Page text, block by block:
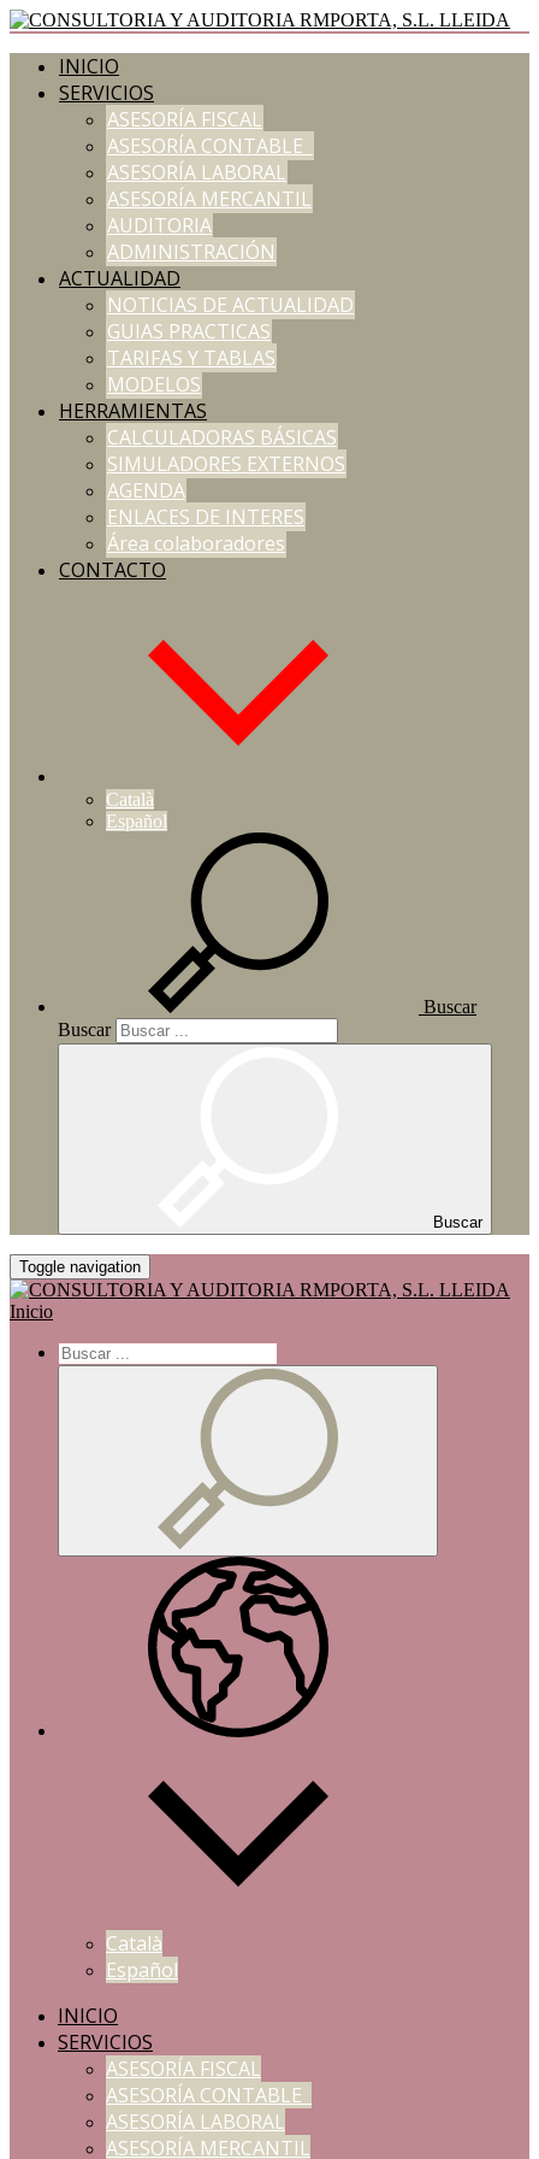
INICIO
SERVICIOS
ASESORÍA FISCAL
ASESORÍA CONTABLE
ASESORÍA LABORAL
ASESORÍA MERCANTIL
AUDITORIA
ADMINISTRACIÓN
ACTUALIDAD
NOTICIAS DE ACTUALIDAD
GUIAS PRACTICAS
TARIFAS Y TABLAS
MODELOS
HERRAMIENTAS
CALCULADORAS BÁSICAS
SIMULADORES EXTERNOS
AGENDA
ENLACES DE INTERES
Área colaboradores
CONTACTO
Català
Español
Buscar
Buscar
Buscar
Toggle navigation
Inicio
Català
Español
INICIO
SERVICIOS
ASESORÍA FISCAL
ASESORÍA CONTABLE
ASESORÍA LABORAL
ASESORÍA MERCANTIL